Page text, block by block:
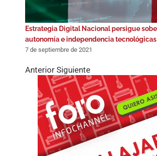
Estrategia Digital Nacional persigue
autonomía e independencia tecnológicas
7 de septiembre de 2021
Anterior Siguiente